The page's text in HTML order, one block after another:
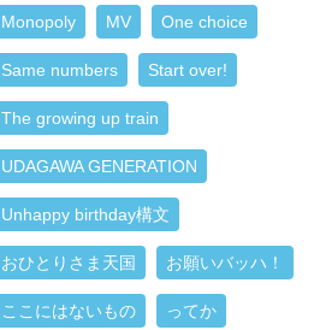
Monopoly MV One choice
Same numbers Start over!
The growing up train
UDAGAWA GENERATION
Unhappy birthday構文
おひとりさま天国 お願いバッハ！
ここにはないもの ってか